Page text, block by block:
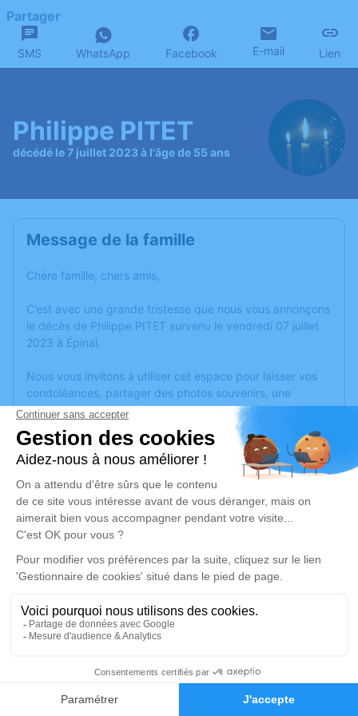
Faire-part Hommages
Partager
SMS WhatsApp Facebook E-mail Lien
Philippe PITET
décédé le 7 juillet 2023 à l'âge de 55 ans
Message de la famille
Chère famille, chers amis,
C’est avec une grande tristesse que nous vous annonçons
le décès de Philippe PITET survenu le vendredi 07 juillet
2023 à Épinal.
Nous vous invitons à utiliser cet espace pour laisser vos
condoléances, partager des photos souvenirs, une
anecdote ou exprimer vos pensées à travers des poèmes
ou des textes. Cet endroit est un lieu d'expression dédié à
honorer la mémoire de Philippe PITET.
Je rends hommage
Cérémonie religieuse
mardi 11 juillet 2023 à 14h30
Église de Dogneville
Déroulé des obsèques